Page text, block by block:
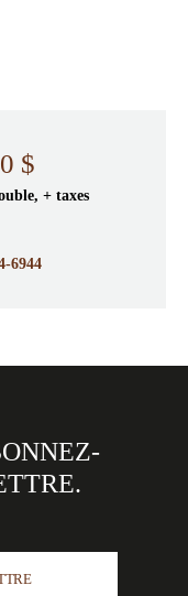
$
+ taxes
6944